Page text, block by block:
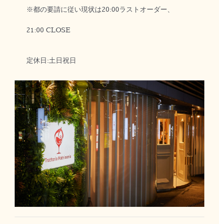
※都の要請に従い現状は20:00ラストオーダー、
21:00 CLOSE
定休日:土日祝日